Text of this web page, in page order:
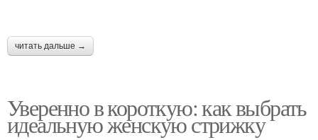
читать дальше →
Уверенно в короткую: как выбрать
идеальную женскую стрижку